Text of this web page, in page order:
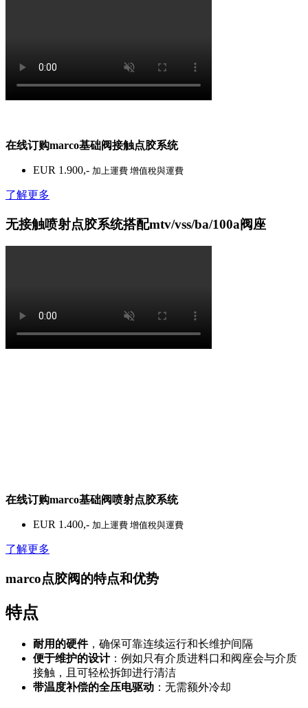
在线订购­mar­co基础阀接触点胶系统
EUR 1.900,- 加上運費 增值稅與運費
了解更多
无接触喷射点胶系统搭配mtv/vss/ba/100a阀座
在线订购­mar­co基础阀喷射点胶系统
EUR 1.400,- 加上運費 增值稅與運費
了解更多
marco点胶阀的特点和优势
特点
耐用的硬件，确保可靠连续运行和长维护间隔
便于维护的设计：例如只有介质进料口和阀座会与介质
接触，且可轻松拆卸进行清洁
带温度补偿的全压电驱动 ：无需额外冷却